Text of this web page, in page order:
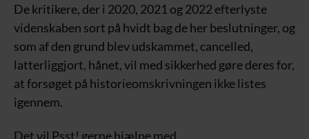
De kritikere, der i 2020, 2021 og 2022 efterlyste
videnskaben sort på hvidt bag de her beslutninger, og
som af den grund blev udskammet, cancelled,
latterliggjort, hånet, vil med sikkerhed gøre deres for,
at forsøget på historieomskrivningen ikke listes
igennem.
Det vil Psst! gerne hjælpe med.